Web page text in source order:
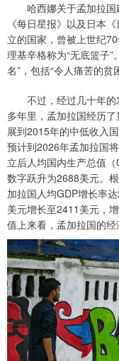
哈西娜关于孟加拉国
《每日星报》以及日本
立的国家，曾被上世纪
理基辛格称为“无底篮子
名”，包括“令人痛苦的贫
不过，经过几十年的
多年里，孟加拉国经历
展到2015年的中低收入
预计到2026年孟加拉国
立后人均国内生产总值
数字跃升为2688美元。
加拉国人均GDP增长率
美元增长至2411美元，
值上来看，孟加拉国的经